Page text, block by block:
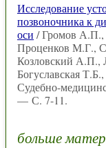
Исследование
позвоночника к
оси / Громов
Проценков М.Г.,
Козловский А.П.,
Богуславская
Судебно-
— С. 7-11.
больше